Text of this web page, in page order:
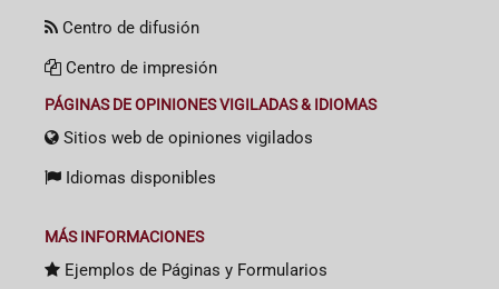
Centro de difusión
Centro de impresión
PÁGINAS DE OPINIONES VIGILADAS & IDIOMAS
Sitios web de opiniones vigilados
Idiomas disponibles
MÁS INFORMACIONES
Ejemplos de Páginas y Formularios